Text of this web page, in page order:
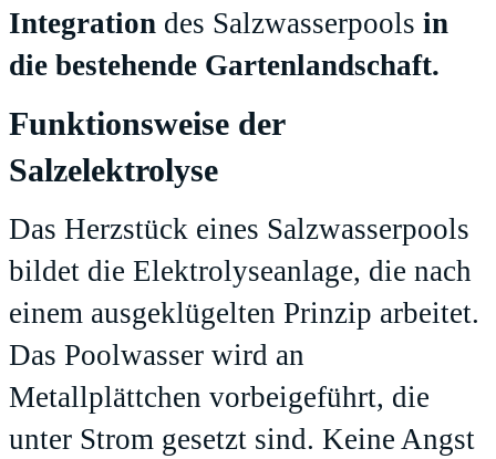
Integration des Salzwasserpools in
die bestehende Gartenlandschaft.
Funktionsweise der
Salzelektrolyse
Das Herzstück eines Salzwasserpools
bildet die Elektrolyseanlage, die nach
einem ausgeklügelten Prinzip arbeitet.
Das Poolwasser wird an
Metallplättchen vorbeigeführt, die
unter Strom gesetzt sind. Keine Angst